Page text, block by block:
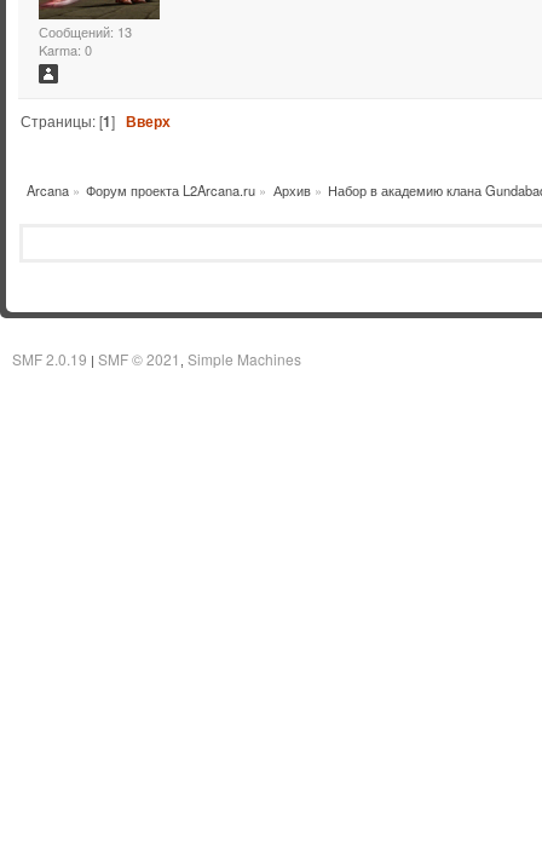
Сообщений: 13
Karma: 0
Страницы: [1]Вверх
Arcana» Форум проекта L2Arcana.ru » Архив» Набор в академию клана
SMF 2.0.19 | SMF © 2021 Simple Machines